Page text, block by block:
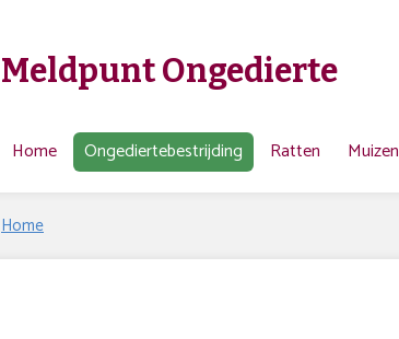
Meldpunt Ongedierte
Home Ongediertebestrijding Ratten Muizen
Home